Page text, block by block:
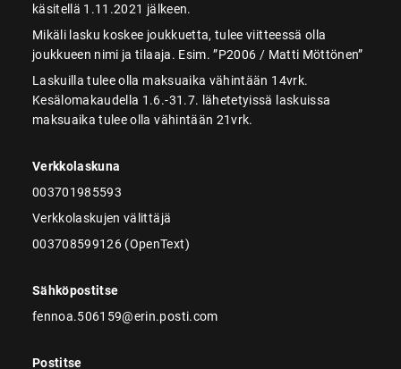
käsitellä 1.11.2021 jälkeen.
Mikäli lasku koskee joukkuetta, tulee viitteessä olla
joukkueen nimi ja tilaaja. Esim. ”P2006 / Matti Möttönen”
Laskuilla tulee olla maksuaika vähintään 14vrk.
Kesälomakaudella 1.6.-31.7. lähetetyissä laskuissa
maksuaika tulee olla vähintään 21vrk.
Verkkolaskuna
003701985593
Verkkolaskujen välittäjä
003708599126 (OpenText)
Sähköpostitse
fennoa.506159@erin.posti.com
Postitse